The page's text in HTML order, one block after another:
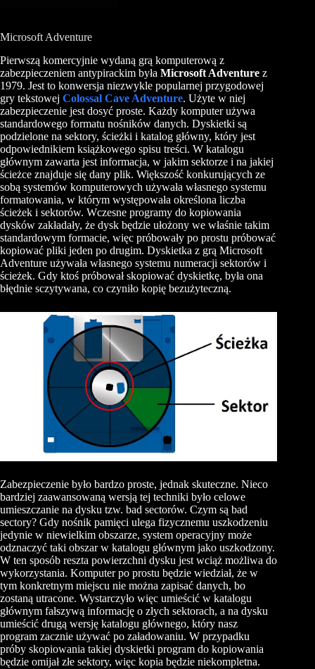
Microsoft Adventure
Pierwszą komercyjnie wydaną grą komputerową z
zabezpieczeniem antypirackim była Microsoft Adventure z
1979. Jest to konwersja niezwykle popularnej przygodowej
gry tekstowej Colossal Cave Adventure. Użyte w niej
zabezpieczenie jest dosyć proste. Każdy komputer używa
standardowego formatu nośników danych. Dyskietki są
podzielone na sektory, ścieżki i katalog główny, który jest
odpowiednikiem książkowego spisu treści. W katalogu
głównym zawarta jest informacja, w jakim sektorze i na jakiej
ścieżce znajduje się dany plik. Większość konkurujących ze
sobą systemów komputerowych używała własnego systemu
formatowania, w którym występowała określona liczba
ścieżek i sektorów. Wczesne programy do kopiowania
dysków zakładały, że dysk będzie ułożony we właśnie takim
standardowym formacie, więc próbowały po prostu próbować
kopiować pliki jeden po drugim. Dyskietka z grą Microsoft
Adventure używała własnego systemu numeracji sektorów i
ścieżek. Gdy ktoś próbował skopiować dyskietkę, była ona
błędnie sczytywana, co czyniło kopię bezużyteczną.
Zabezpieczenie było bardzo proste, jednak skuteczne. Nieco
bardziej zaawansowaną wersją tej techniki było celowe
umieszczanie na dysku tzw. bad sectorów. Czym są bad
sectory? Gdy nośnik pamięci ulega fizycznemu uszkodzeniu
jedynie w niewielkim obszarze, system operacyjny może
odznaczyć taki obszar w katalogu głównym jako uszkodzony.
W ten sposób reszta powierzchni dysku jest wciąż możliwa do
wykorzystania. Komputer po prostu będzie wiedział, że w
tym konkretnym miejscu nie można zapisać danych, bo
zostaną utracone. Wystarczyło więc umieścić w katalogu
głównym fałszywą informację o złych sektorach, a na dysku
umieścić drugą wersję katalogu głównego, który nasz
program zacznie używać po załadowaniu. W przypadku
próby skopiowania takiej dyskietki program do kopiowania
będzie omijał złe sektory, więc kopia będzie niekompletna.